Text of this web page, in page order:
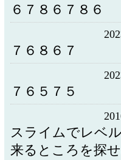
６７８６７８６
７６８６７
７６５７５
スライムでレベ
来るところを探